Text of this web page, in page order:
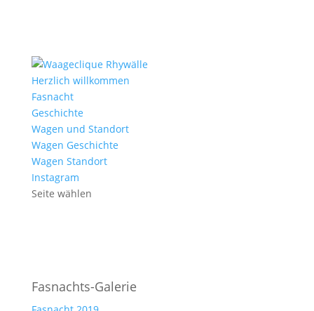
Herzlich willkommen
Fasnacht
Geschichte
Wagen und Standort
Wagen Geschichte
Wagen Standort
Instagram
Seite wählen
Fasnachts-Galerie